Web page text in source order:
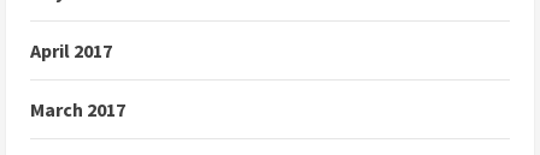
April 2017
March 2017